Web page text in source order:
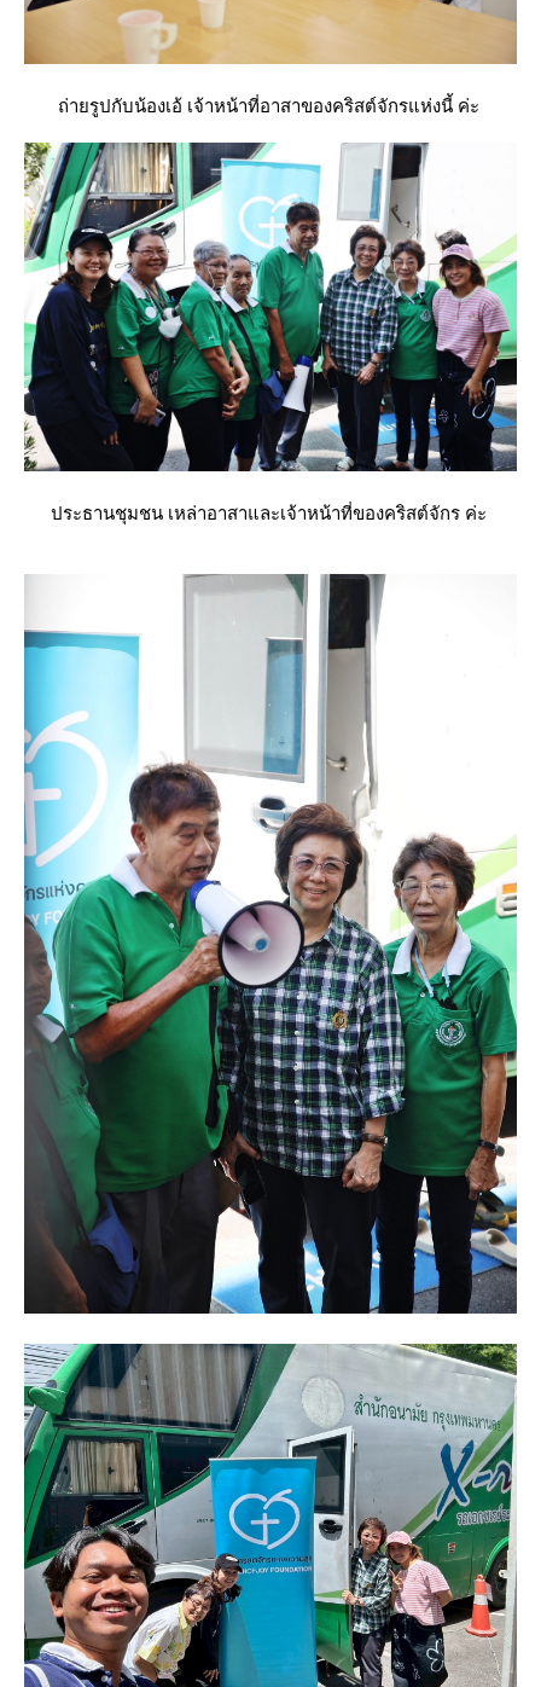
ถ่ายรูปกับน้องเอ้ เจ้าหน้าที่อาสาของคริสต์จักรแห่งนี้ ค่ะ
ประธานชุมชน เหล่าอาสาและเจ้าหน้าที่ของคริสต์จักร ค่ะ